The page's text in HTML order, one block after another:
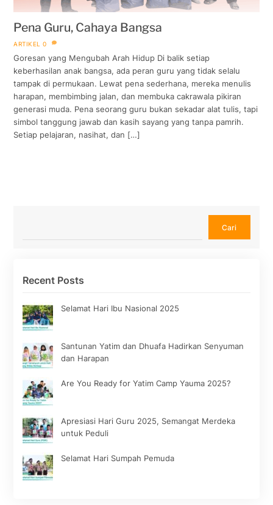
Pena Guru, Cahaya Bangsa
ARTIKEL 0
Goresan yang Mengubah Arah Hidup Di balik setiap
keberhasilan anak bangsa, ada peran guru yang tidak selalu
tampak di permukaan. Lewat pena sederhana, mereka menulis
harapan, membimbing jalan, dan membuka cakrawala pikiran
generasi muda. Pena seorang guru bukan sekadar alat tulis, tapi
simbol tanggung jawab dan kasih sayang yang tanpa pamrih.
Setiap pelajaran, nasihat, dan […]
Cari
Recent Posts
Selamat Hari Ibu Nasional 2025
Santunan Yatim dan Dhuafa Hadirkan Senyuman
dan Harapan
Are You Ready for Yatim Camp Yauma 2025?
Apresiasi Hari Guru 2025, Semangat Merdeka
untuk Peduli
Selamat Hari Sumpah Pemuda